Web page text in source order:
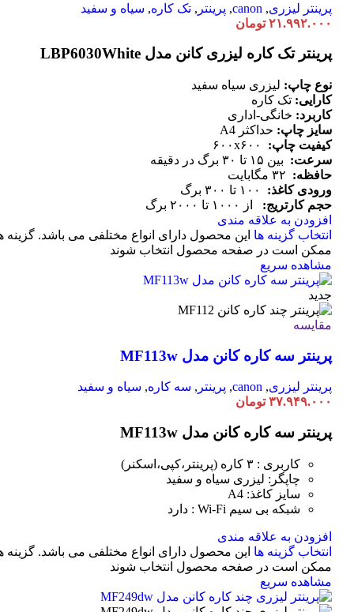
پرینتر لیزری,
canon
, پرینتر , تک کاره, سیاه و سفید
۲۱.۹۹۲.۰۰۰ تومان
پرینتر تک کاره لیزری کانن مدل LBP6030White
نوع چاپ: لیزری سیاه سفید
کارایی: تک کاره
کاربرد: خانگی-اداری
سایز چاپ: حداکثر A4
کیفیت چاپ:
۶۰۰x۶۰۰
سرعت: بین ۱۵ تا ۳۰ برگ در دقیقه
حافظه: ۳۲ مگابایت
ورودی کاغذ:
۱۰۰ تا ۳۰۰ برگ
حجم کارتریج:
از ۱۰۰۰ تا ۲۰۰۰ برگ
افزودن به علاقه مندی
انتخاب گزینه ها این محصول دارای انواع مختلفی می باشد. گزینه
ممکن است در صفحه محصول انتخاب شوند
مشاهده سریع
جدید
مقایسه
پرینتر سه کاره کانن مدل MF113w
پرینتر لیزری,
canon
, پرینتر , سه کاره, سیاه و سفید
۳۷.۹۴۹.۰۰۰ تومان
پرینتر سه کاره کانن مدل MF113w
کاربری : ۳ کاره (پرینتر،کپی،اسکنر)
چاپگر: لیزری سیاه و سفید
سایز کاغذ: A4
شبکه بی سیم Wi-Fi : دارد
افزودن به علاقه مندی
انتخاب گزینه ها این محصول دارای انواع مختلفی می باشد. گزینه
ممکن است در صفحه محصول انتخاب شوند
مشاهده سریع